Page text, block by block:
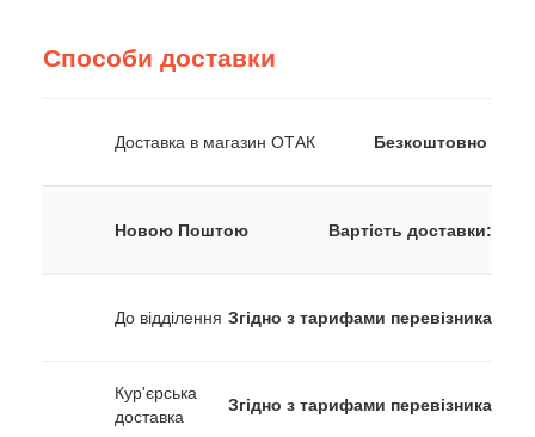
Способи доставки
Доставка в магазин ОТАК Безкоштовно
Новою Поштою Вартість доставки:
До відділення Згідно з тарифами перевізника
Кур'єрська
доставка
Згідно з тарифами перевізника